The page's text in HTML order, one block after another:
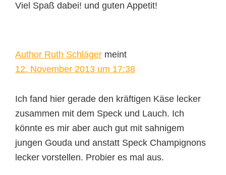
Viel Spaß dabei! und guten Appetit!
Author Ruth Schläger meint
12. November 2013 um 17:38
Ich fand hier gerade den kräftigen Käse lecker
zusammen mit dem Speck und Lauch. Ich
könnte es mir aber auch gut mit sahnigem
jungen Gouda und anstatt Speck Champignons
lecker vorstellen. Probier es mal aus.